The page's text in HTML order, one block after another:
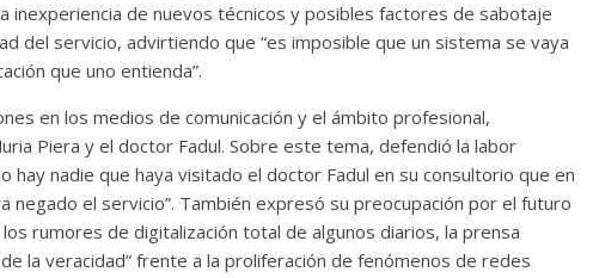
inexperiencia de nuevos técnicos y posibles factores de sabotaje
del servicio, advirtiendo que “es imposible que un sistema se vaya
que uno entienda”.
en los medios de comunicación y el ámbito profesional,
Piera y el doctor Fadul. Sobre este tema, defendió la labor
hay nadie que haya visitado el doctor Fadul en su consultorio que en
negado el servicio”. También expresó su preocupación por el futuro
rumores de digitalización total de algunos diarios, la prensa
la veracidad” frente a la proliferación de fenómenos de redes